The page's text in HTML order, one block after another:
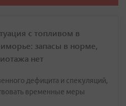
с топливом в
запасы в норме,
нет
дефицита и спекуляций,
временные меры